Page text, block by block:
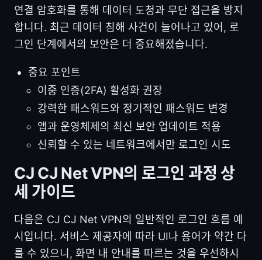
연결 암호화를 통해 데이터 도청과 무단 접근을 방지
합니다. 최근 데이터 침해 사건이 늘어나고 있어, 로
그인 단계에서의 보안은 더 중요해졌습니다.
중요 포인트
이중 인증(2FA) 활성화 권장
강력한 패스워드와 정기적인 패스워드 변경
앱과 운영체제의 최신 보안 업데이트 적용
신뢰할 수 있는 네트워크에서만 로그인 시도
CJ CJ Net VPN의 로그인 과정 상
세 가이드
다음은 CJ CJ Net VPN의 일반적인 로그인 흐름 예
시입니다. 서비스 제공자에 따라 UI나 용어가 약간 다
를 수 있으니, 화면 내 안내를 따르는 것을 우선하시